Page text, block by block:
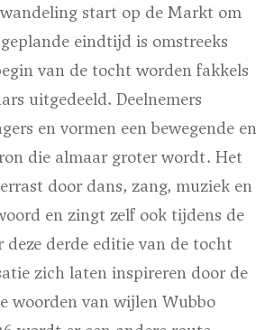
wandeling start op de Markt om
eindtijd is omstreeks
van de tocht worden fakkels
uitgedeeld. Deelnemers
en vormen een bewegende en
die almaar groter wordt. Het
door dans, zang, muziek en
en zingt zelf ook tijdens de
deze derde editie van de tocht
zich laten inspireren door de
woorden van wijlen Wubbo